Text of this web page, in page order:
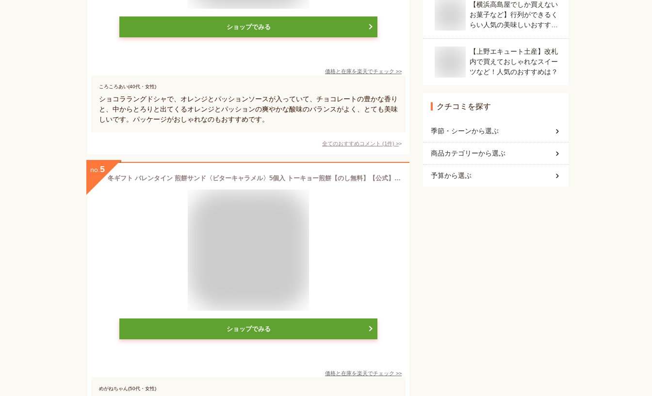
ショップでみる
価格と在庫を楽天でチェック >>
ころころあい(40代・女性)
ショコララングドシャで、オレンジとパッションソースが入っていて、チョコレートの豊かな香り
と、中からとろりと出てくるオレンジとパッションの爽やかな酸味のバランスがよく、とても美味
しいです。パッケージがおしゃれなのもおすすめです。
全てのおすすめコメント (1件) >
no. 5
冬ギフト バレンタイン 煎餅サンド〈ビターキャラメル〉5個入 トーキョー煎餅【のし無料】【公式】2026 個包装 プチギフト お配り お取り寄せ プレゼント 高級 手土産
ショップでみる
価格と在庫を楽天でチェック >>
めがねちゃん(50代・女性)
【横浜高島屋でしか買えない
お菓子など】行列ができるく
らい人気の美味しいおすすめ
【上野エキュート土産】改札
内で買えておしゃれなスイー
ツなど！人気のおすすめは？
クチコミを探す
季節・シーンから選ぶ
商品カテゴリーから選ぶ
予算から選ぶ